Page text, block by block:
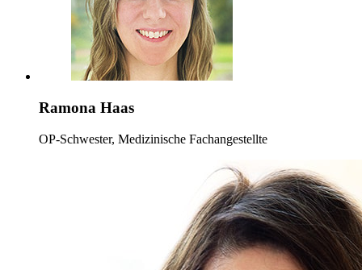
Ramona Haas
OP-Schwester, Medizinische Fachangestellte